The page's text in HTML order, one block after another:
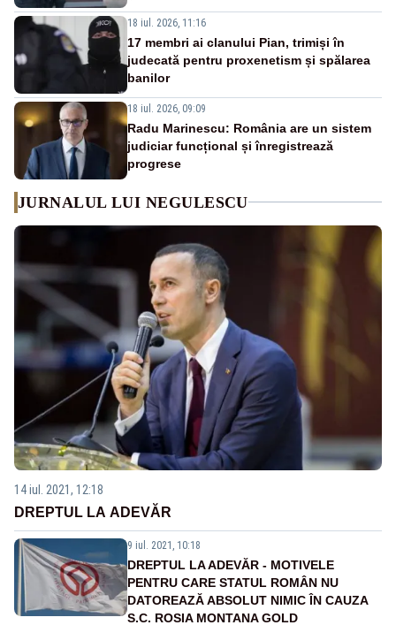
18 iul. 2026, 11:16
17 membri ai clanului Pian, trimiși în
judecată pentru proxenetism și spălarea
banilor
18 iul. 2026, 09:09
Radu Marinescu: România are un sistem
judiciar funcțional și înregistrează
progrese
JURNALUL LUI NEGULESCU
14 iul. 2021, 12:18
DREPTUL LA ADEVĂR
9 iul. 2021, 10:18
DREPTUL LA ADEVĂR - MOTIVELE
PENTRU CARE STATUL ROMÂN NU
DATOREAZĂ ABSOLUT NIMIC ÎN CAUZA
S.C. ROSIA MONTANA GOLD